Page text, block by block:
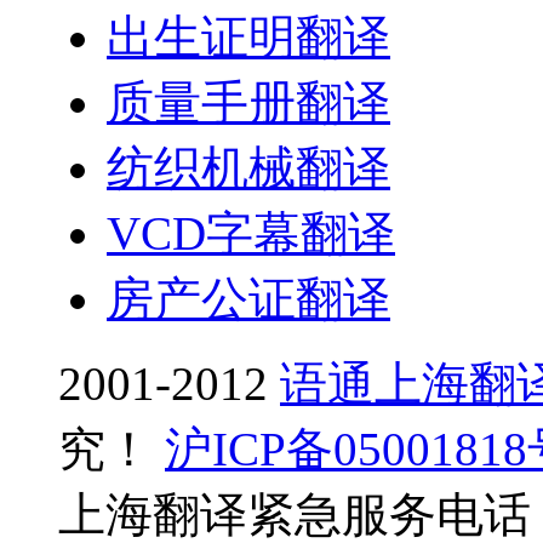
出生证明翻译
质量手册翻译
纺织机械翻译
VCD字幕翻译
房产公证翻译
2001-2012 语通上海翻
究！
沪ICP备05001818
上海翻译紧急服务电